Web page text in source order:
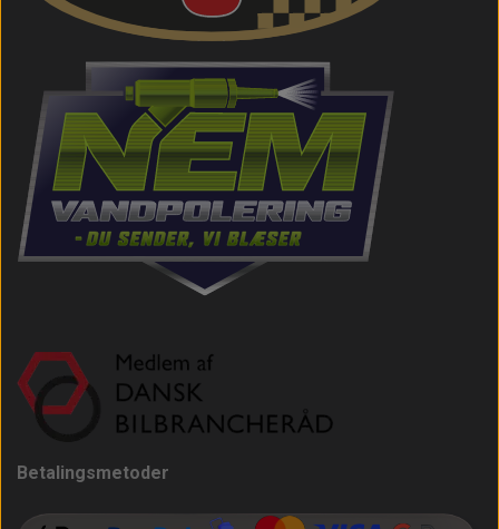
Betalingsmetoder